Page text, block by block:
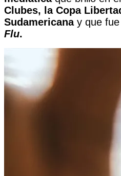
Clubes, la Copa
Sudamericanay que fue
Flu.